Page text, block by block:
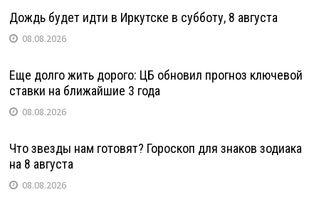
Дождь будет идти в Иркутске в субботу, 8 августа
08.08.2026
Еще долго жить дорого: ЦБ обновил прогноз ключевой
ставки на ближайшие 3 года
08.08.2026
Что звезды нам готовят? Гороскоп для знаков зодиака
на 8 августа
08.08.2026